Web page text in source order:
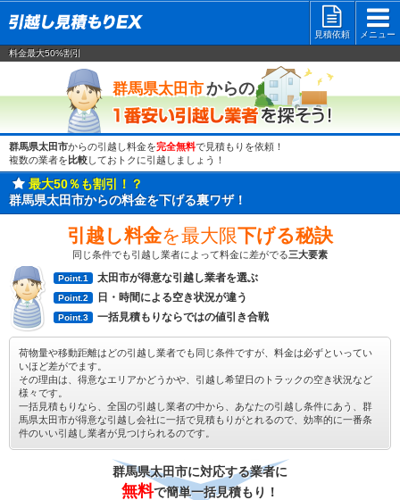
見積依頼
メニュー
料金最大50%割引
群馬県太田市からの
群馬県太田市からの引越し料金を完全無料で見積もりを依頼！
複数の業者を 比較しておトクに引越しましょう！
最大50％も割引！？
群馬県太田市からの料金を下げる裏ワザ！
引越し料金を最大限下げる秘訣
同じ条件でも引越し業者によって料金に差がでる三大要素
Point.1 太田市が得意な引越し業者を選ぶ
Point.2 日・時間による空き状況が違う
Point.3 一括見積もりならではの値引き合戦
荷物量や移動距離はどの引越し業者でも同じ条件ですが、料金は必ずといってい
いほど差がでます。
その理由は、得意なエリアかどうかや、引越し希望日のトラックの空き状況など
様々です。
一括見積もりなら、全国の引越し業者の中から、あなたの引越し条件にあう、群
馬県太田市が得意な引越し会社に一括で見積もりがとれるので、効率的に一番条
件のいい引越し業者が見つけられるのです。
群馬県太田市に対応する業者に
無料で簡単一括見積もり！